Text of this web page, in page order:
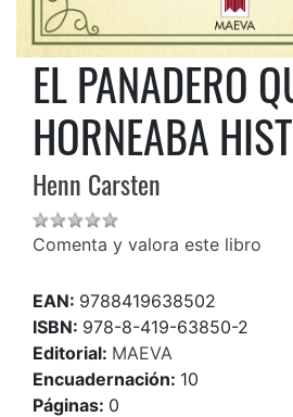
EL PANADERO
HORNEABA
Henn Carsten
Comenta y valora este libro
EAN: 9788419638502
ISBN: 978-8-419-63850-2
Editorial: MAEVA
Encuadernación: 10
Páginas: 0